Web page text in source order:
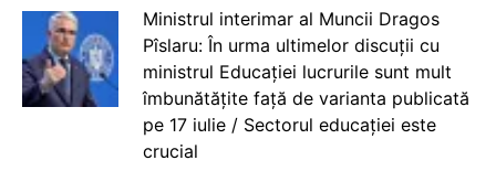
Ministrul interimar al Muncii Dragos
Pîslaru: În urma ultimelor discuții cu
ministrul Educației lucrurile sunt mult
îmbunătățite față de varianta publicată
pe 17 iulie / Sectorul educației este
crucial